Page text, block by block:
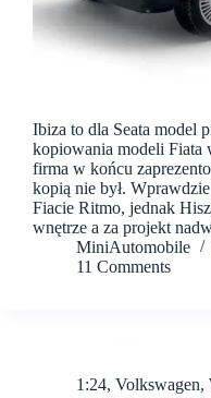
Ibiza to dla Seata model
kopiowania modeli Fiata
firma w końcu
kopią nie był.
Fiacie Ritmo, jednak
wnętrze a za projekt
MiniAutomobile
11 Comments
1:24, Volkswagen,